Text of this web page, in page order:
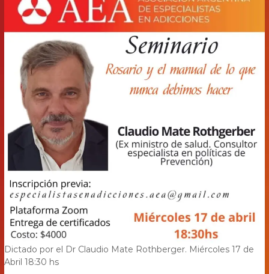
Dictado por el Dr Claudio Mate Rothberger. Miércoles 17 de
Abril 18:30 hs